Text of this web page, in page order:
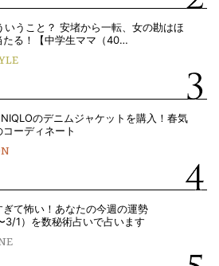
いうこと？ 安堵から一転、女の勘はほ
たる！【中学生ママ（40…
のデニムジャケットを購入！春気
ーディネート
ぎて怖い！あなたの今週の運勢
3/1）を数秘術占いで占います